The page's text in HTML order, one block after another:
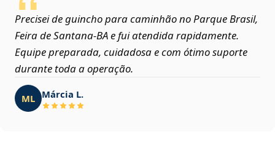
Precisei de guincho para caminhão no Parque Brasil,
Feira de Santana‑BA e fui atendida rapidamente.
Equipe preparada, cuidadosa e com ótimo suporte
durante toda a operação.
ML Márcia L.